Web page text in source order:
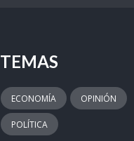
TEMAS
ECONOMÍA OPINIÓN
POLÍTICA